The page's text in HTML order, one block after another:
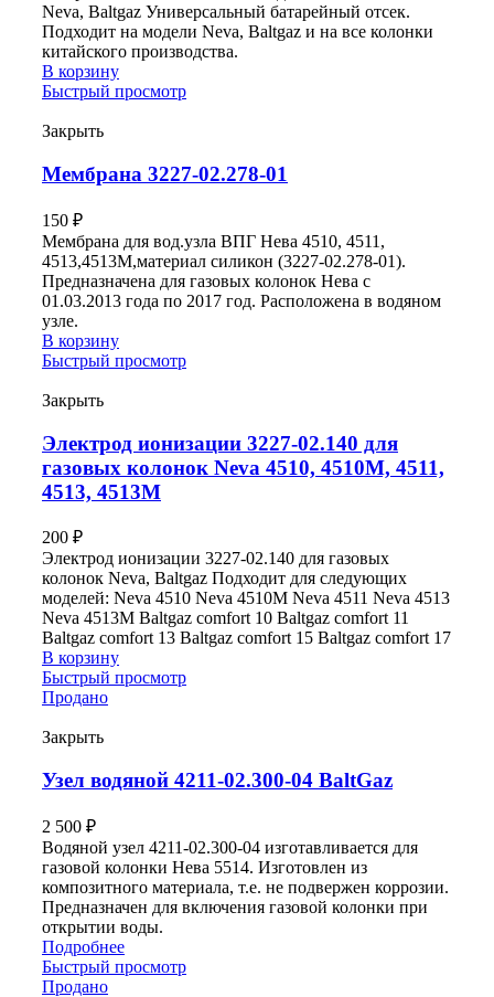
Neva, Baltgaz Универсальный батарейный отсек.
Подходит на модели Neva, Baltgaz и на все колонки
китайского производства.
В корзину
Быстрый просмотр
Закрыть
Мембрана 3227-02.278-01
150 ₽
Мембрана для вод.узла ВПГ Нева 4510, 4511,
4513,4513М,материал силикон (3227-02.278-01).
Предназначена для газовых колонок Нева с
01.03.2013 года по 2017 год. Расположена в водяном
узле.
В корзину
Быстрый просмотр
Закрыть
Электрод ионизации 3227-02.140 для
газовых колонок Neva 4510, 4510М, 4511,
4513, 4513М
200 ₽
Электрод ионизации 3227-02.140 для газовых
колонок Neva, Baltgaz Подходит для следующих
моделей: Neva 4510 Neva 4510M Neva 4511 Neva 4513
Neva 4513M Baltgaz comfort 10 Baltgaz comfort 11
Baltgaz comfort 13 Baltgaz comfort 15 Baltgaz comfort 17
В корзину
Быстрый просмотр
Продано
Закрыть
Узел водяной 4211-02.300-04 BaltGaz
2 500 ₽
Водяной узел 4211-02.300-04 изготавливается для
газовой колонки Нева 5514. Изготовлен из
композитного материала, т.е. не подвержен коррозии.
Предназначен для включения газовой колонки при
открытии воды.
Подробнее
Быстрый просмотр
Продано